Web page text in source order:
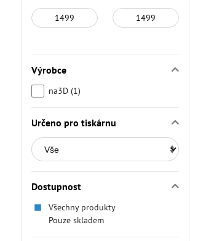
Od:
Do:
Výrobce
na3D (1)
Určeno pro tiskárnu
Dostupnost
Všechny produkty
Pouze skladem